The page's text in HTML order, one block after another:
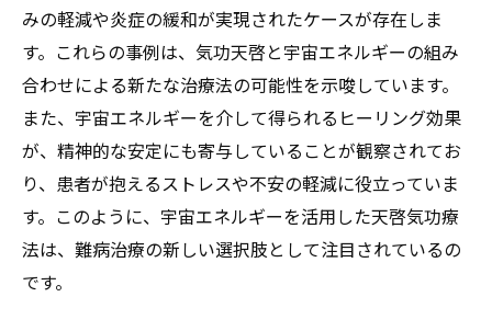
みの軽減や炎症の緩和が実現されたケースが存在しま
す。これらの事例は、気功天啓と宇宙エネルギーの組み
合わせによる新たな治療法の可能性を示唆しています。
また、宇宙エネルギーを介して得られるヒーリング効果
が、精神的な安定にも寄与していることが観察されてお
り、患者が抱えるストレスや不安の軽減に役立っていま
す。このように、宇宙エネルギーを活用した天啓気功療
法は、難病治療の新しい選択肢として注目されているの
です。